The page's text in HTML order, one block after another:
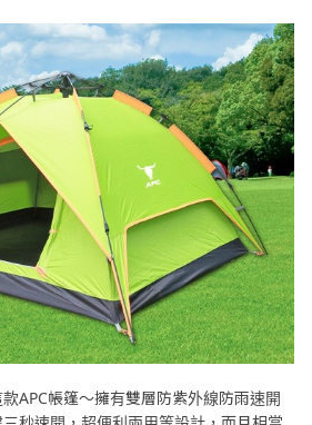
APC帳篷～擁有雙層防紫外線防雨速開